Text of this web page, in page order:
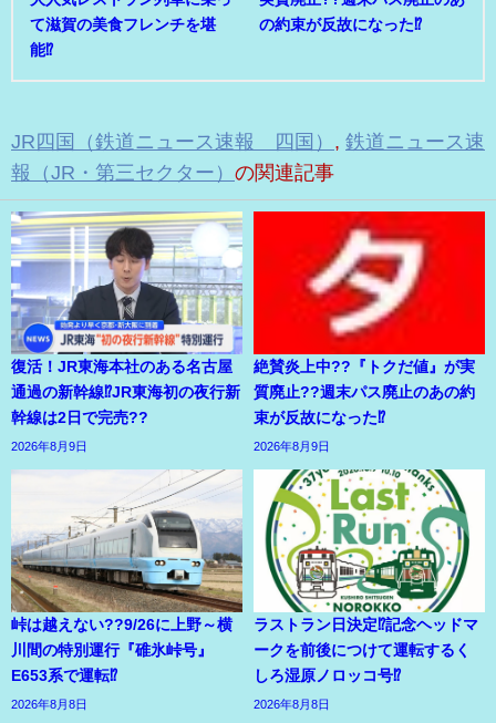
て滋賀の美食フレンチを堪
能⁉
の約束が反故になった⁉
JR四国（鉄道ニュース速報 四国） , 鉄道ニュース速
報（JR・第三セクター） の関連記事
復活！JR東海本社のある名古屋
通過の新幹線⁉JR東海初の夜行新
幹線は2日で完売??
2026年8月9日
絶賛炎上中??『トクだ値』が実
質廃止??週末パス廃止のあの約
束が反故になった⁉
2026年8月9日
峠は越えない??9/26に上野～横
川間の特別運行『碓氷峠号』
E653系で運転⁉
2026年8月8日
ラストラン日決定⁉記念ヘッドマ
ークを前後につけて運転するく
しろ湿原ノロッコ号⁉
2026年8月8日